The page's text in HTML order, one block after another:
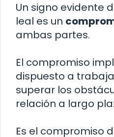
Un signo evidente
leal es un
ambas partes.
El compromiso
dispuesto a
superar los
relación a largo
Es el compromiso